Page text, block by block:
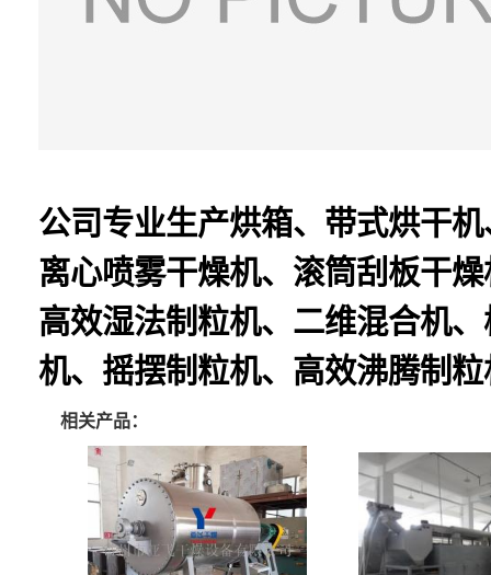
公司专业生产烘箱、带式烘干
离心喷雾干燥机、滚筒刮板干
高效湿法制粒机、二维混合机
机、摇摆制粒机、高效沸腾制
相关产品：